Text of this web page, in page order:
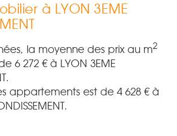
à LYON 3EME
la moyenne des prix au m2
6 272 € à LYON 3EME
appartements est de 4 628 € à